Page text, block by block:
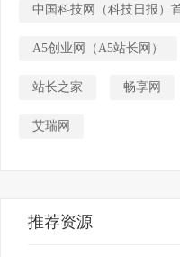
中国科技网（科技日报）
A5创业网（A5站长网）
站长之家 畅享网
艾瑞网
推荐资源